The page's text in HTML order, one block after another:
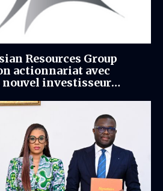
Resources Group
actionnariat avec
nouvel investisseur